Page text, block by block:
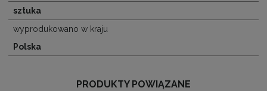
sztuka
wyprodukowano w kraju
Polska
PRODUKTY POWIĄZANE